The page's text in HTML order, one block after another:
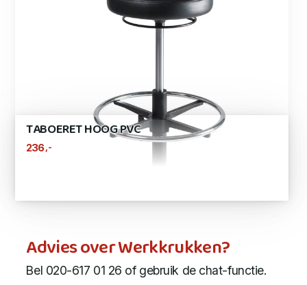
TABOERET HOOG PVC
236 ,-
Advies over Werkkrukken?
Bel 020-617 01 26 of gebruik de chat-functie.